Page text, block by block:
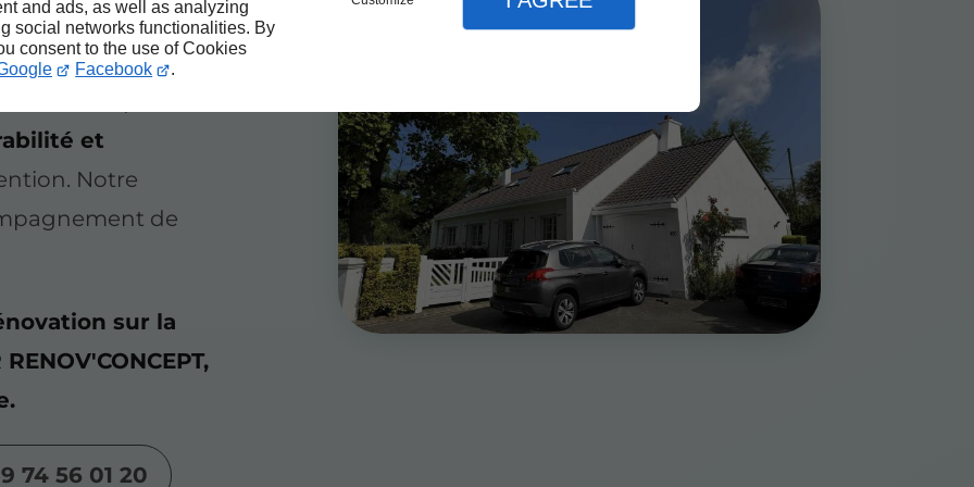
and ads, as well as analyzing
social networks functionalities. By
consent to the use of Cookies
Facebook .
équipe qualifiée
des
techniques
et
Notre
de
sur la
74 56 01 20